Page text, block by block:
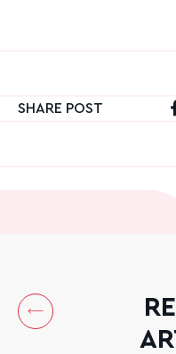
SHARE POST